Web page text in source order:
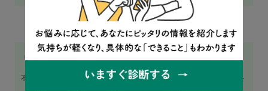
「不登校オンライン」では、会員向けの記事（有料）をご用意しています。
不登校のお子さんをサポートするために知っておきたい情報や、同じ悩みを